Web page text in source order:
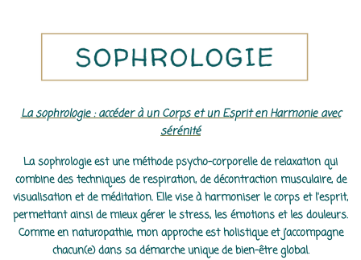
La sophrologie : accéder à un Corps et un Esprit en Harmonie avec
sérénité
La sophrologie est une méthode psycho-corporelle de relaxation qui
combine des techniques de respiration, de décontraction musculaire, de
visualisation et de méditation. Elle vise à harmoniser le corps et l'esprit,
permettant ainsi de mieux gérer le stress, les émotions et les douleurs.
Comme en naturopathie, mon approche est holistique et j’accompagne
chacun(e) dans sa démarche unique de bien-être global.